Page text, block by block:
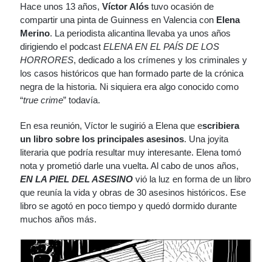
Hace unos 13 años,Víctor Alós tuvo ocasión de
compartir una pinta de Guinness en Valencia con Elena
Merino. La periodista alicantina llevaba ya unos años
dirigiendo el podcastELENA EN EL PAÍS DE LOS
HORRORES, dedicado a los crímenes y los criminales y
los casos históricos que han formado parte de la crónica
negra de la historia. Ni siquiera era algo conocido como
“true crime” todavía.
En esa reunión, Víctor le sugirió a Elena que escribiera
un libro sobre los principales asesinos. Una joyita
literaria que podría resultar muy interesante. Elena tomó
nota y prometió darle una vuelta. Al cabo de unos años,
EN LA PIEL DEL ASESINO vió la luz en forma de un libro
que reunía la vida y obras de 30 asesinos históricos. Ese
libro se agotó en poco tiempo y quedó dormido durante
muchos años más.